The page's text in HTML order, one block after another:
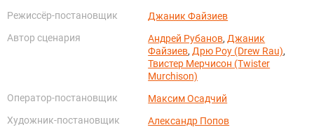
Режиссёр-постановщик
Джаник Файзиев
Автор сценария
Андрей Рубанов, Джаник
Файзиев, Дрю Роу (Drew Rau),
Твистер Мерчисон (Twister
Murchison)
Оператор-постановщик
Максим Осадчий
Художник-постановщик
Александр Попов